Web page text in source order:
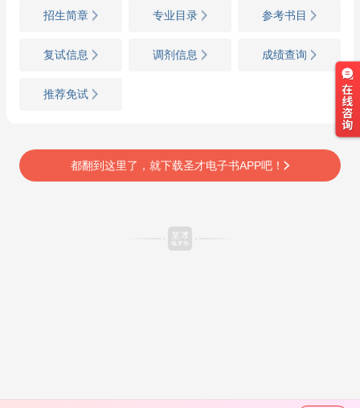
招生简章 专业目录 参考书目
复试信息 调剂信息 成绩查询
推荐免试
都翻到这里了，就下载圣才电子书APP吧！